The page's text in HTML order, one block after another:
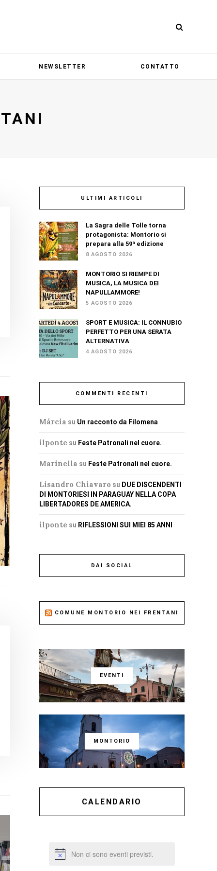
NEWSLETTER CONTATTO
ULTIMI ARTICOLI
La Sagra delle Tolle torna
protagonista: Montorio si
prepara alla 59ª edizione
8 AGOSTO 2026
MONTORIO SI RIEMPE DI
MUSICA, LA MUSICA DEI
NAPULLAMMORE!
5 AGOSTO 2026
SPORT E MUSICA: IL CONNUBIO
PERFETTO PER UNA SERATA
ALTERNATIVA
4 AGOSTO 2026
COMMENTI RECENTI
Márcia su Un racconto da Filomena
ilponte su Feste Patronali nel cuore.
Marinella su Feste Patronali nel cuore.
Lisandro Chiavaro su DUE DISCENDENTI
DI MONTORIESI IN PARAGUAY NELLA COPA
LIBERTADORES DE AMERICA.
ilponte su RIFLESSIONI SUI MIEI 85 ANNI
DAI SOCIAL
COMUNE MONTORIO NEI FRENTANI
EVENTI
MONTORIO
CALENDARIO
Non ci sono eventi previsti.